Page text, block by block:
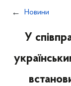
Новини
У